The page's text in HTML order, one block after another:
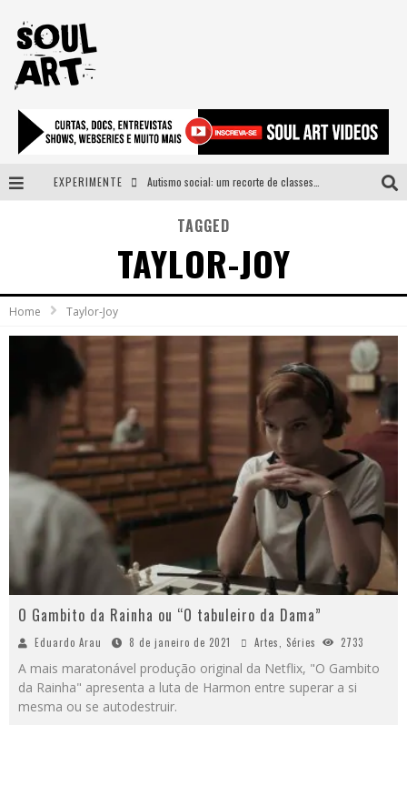
EXPERIMENTE
A subida da rampa é diferente!
Faça o bem! Mas, sem olhar a quem!?
Novo single de Arnaldo Tifu, “De Testa” explora brasilidade em sons, cores e símbolos
TAGGED
TAYLOR-JOY
Home Taylor-Joy
O Gambito da Rainha ou “O tabuleiro da Dama”
Eduardo Arau 8 de janeiro de 2021 Artes, Séries 2733
A mais maratonável produção original da Netflix, "O Gambito
da Rainha" apresenta a luta de Harmon entre superar a si
mesma ou se autodestruir.